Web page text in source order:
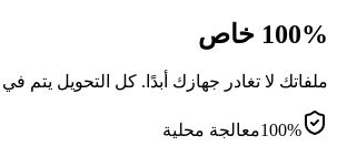
100% خاص
ملفاتك لا تغادر جهازك أبدًا. كل التحويل يتم
100%معالجة محلية